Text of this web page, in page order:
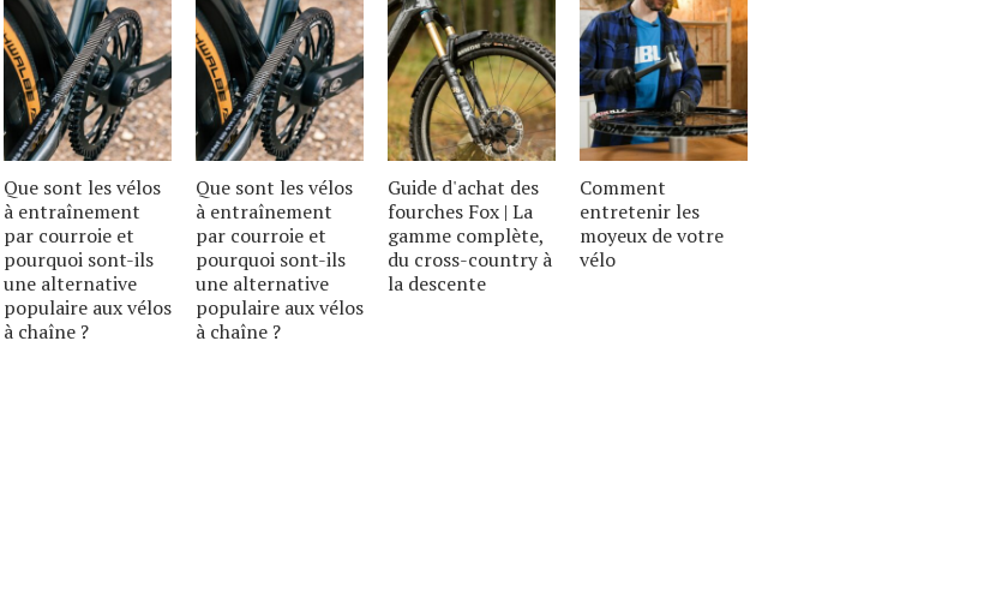
Que sont les vélos
à entraînement
par courroie et
pourquoi sont-ils
une alternative
populaire aux vélos
à chaîne ?
Que sont les vélos
à entraînement
par courroie et
pourquoi sont-ils
une alternative
populaire aux vélos
à chaîne ?
Guide d'achat des
fourches Fox | La
gamme complète,
du cross-country à
la descente
Comment
entretenir les
moyeux de votre
vélo